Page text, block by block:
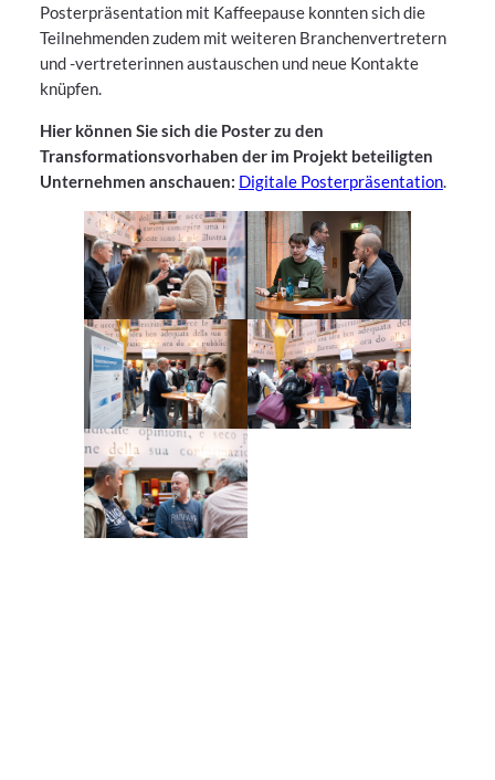
Posterpräsentation mit Kaffeepause konnten sich die
Teilnehmenden zudem mit weiteren Branchenvertretern
und -vertreterinnen austauschen und neue Kontakte
knüpfen.
Hier können Sie sich die Poster zu den
Transformationsvorhaben der im Projekt beteiligten
Unternehmen anschauen: Digitale Posterpräsentation.